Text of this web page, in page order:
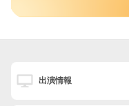
出演情報